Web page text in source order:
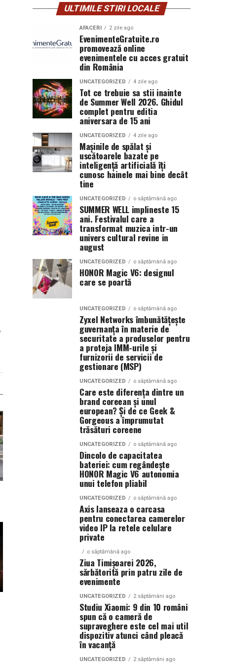
ULTIMILE STIRI LOCALE
AFACERI 2 zile ago
EvenimenteGratuite.ro
promovează online
evenimentele cu acces gratuit
din România
UNCATEGORIZED 4 zile ago
Tot ce trebuie sa stii inainte
de Summer Well 2026. Ghidul
complet pentru editia
aniversara de 15 ani
UNCATEGORIZED 4 zile ago
Mașinile de spălat și
uscătoarele bazate pe
inteligență artificială îți
cunosc hainele mai bine decât
tine
UNCATEGORIZED o săptămână ago
SUMMER WELL implineste 15
ani. Festivalul care a
transformat muzica intr-un
univers cultural revine in
august
UNCATEGORIZED o săptămână ago
HONOR Magic V6: designul
care se poartă
UNCATEGORIZED o săptămână ago
Zyxel Networks îmbunătățește
guvernanța în materie de
securitate a produselor pentru
a proteja IMM-urile și
furnizorii de servicii de
gestionare (MSP)
UNCATEGORIZED o săptămână ago
Care este diferența dintre un
brand coreean și unul
european? Și de ce Geek &
Gorgeous a împrumutat
trăsături coreene
UNCATEGORIZED o săptămână ago
Dincolo de capacitatea
bateriei: cum regândește
HONOR Magic V6 autonomia
unui telefon pliabil
UNCATEGORIZED o săptămână ago
Axis lanseaza o carcasa
pentru conectarea camerelor
video IP la retele celulare
private
o săptămână ago
Ziua Timișoarei 2026,
sărbătorită prin patru zile de
evenimente
UNCATEGORIZED 2 săptămâni ago
Studiu Xiaomi: 9 din 10 români
spun că o cameră de
supraveghere este cel mai util
dispozitiv atunci când pleacă
în vacanță
UNCATEGORIZED 2 săptămâni ago